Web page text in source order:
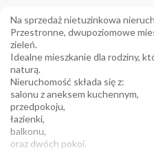
Na sprzedaż nietuzinkowa
Przestronne, dwupoziomowe
zieleń.
Idealne mieszkanie dla rodziny,
naturą.
Nieruchomość składa się z:
salonu z aneksem kuchennym,
przedpokoju,
łazienki,
balkonu,
oraz dwóch pokoi.